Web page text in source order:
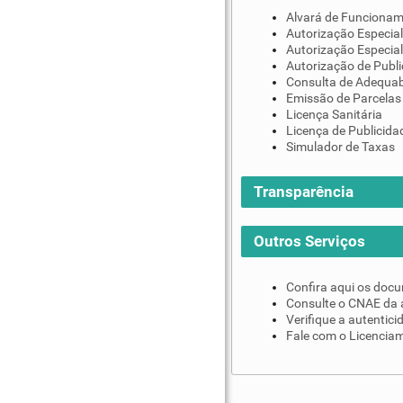
Alvará de
Autorização
Autorização
Autorização de
Consulta de
Emissão de Parcelas
Licença Sanitária
Licença de
Simulador de Taxas
Transparência
Outros Serviços
Confira aqui os
Consulte o CNAE da
Verifique a
Fale com o